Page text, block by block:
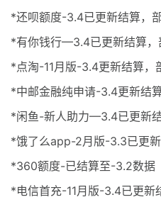
*还呗额度-3.4已更新结算，
*有你钱行—3.4已更新结算，
*点淘-11月版-3.4更新结算，
*中邮金融纯申请-3.4更新结
*闲鱼-新人助力—3.4已更新
*饿了么app-2月版-3.3已更
*360额度-已结算至-3.2数据
*电信首充-11月版-3.4已更新